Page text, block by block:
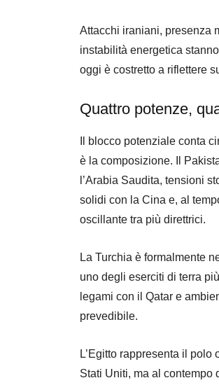
Attacchi iraniani, presenza
instabilità energetica
oggi è costretto a riflettere
Quattro potenze,
Il blocco potenziale conta
è la composizione. Il
l’Arabia Saudita, tensioni
solidi con la Cina e, al
oscillante tra più direttrici.
La Turchia è formalmente
uno degli eserciti di terra
legami con il Qatar e
prevedibile.
L’Egitto rappresenta il
Stati Uniti, ma al contempo